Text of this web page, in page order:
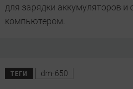
для зарядки аккумуляторов и
компьютером.
ТЕГИ dm-650